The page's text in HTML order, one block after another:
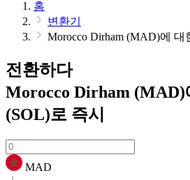
홈
변환기
Morocco Dirham (MAD)에 대
전환하다
Morocco Dirham (MAD)
(SOL)로 즉시
MAD